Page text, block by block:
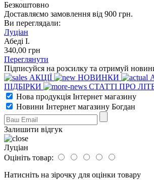
Безкоштовно
Доставляємо замовлення від 900 грн.
Ви переглядали:
Луціан
Абеді І.
340,00 грн
Переглянути
Підписуйся на розсилку та отримуй
АКЦІЇ
НОВИНКИ
ПІДБІРКИ
СТАТТІ ПРО
Нова продукція Інтернет магазину
Новини Інтернет магазину Богдан
Залишити відгук
Луціан
Оцініть товар:
Натисніть на зірочку для оцінки товару